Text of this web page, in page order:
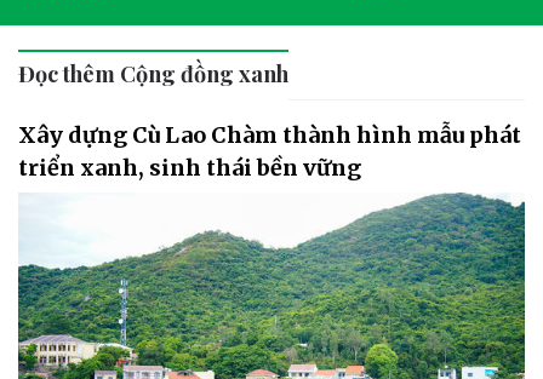
Đọc thêm Cộng đồng xanh
Xây dựng Cù Lao Chàm thành hình mẫu phát
triển xanh, sinh thái bền vững